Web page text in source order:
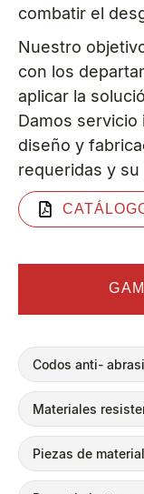
combatir el
Nuestro
con los
aplicar la
Damos servicio
diseño y
requeridas y su
Codos anti-
Materiales
Piezas de